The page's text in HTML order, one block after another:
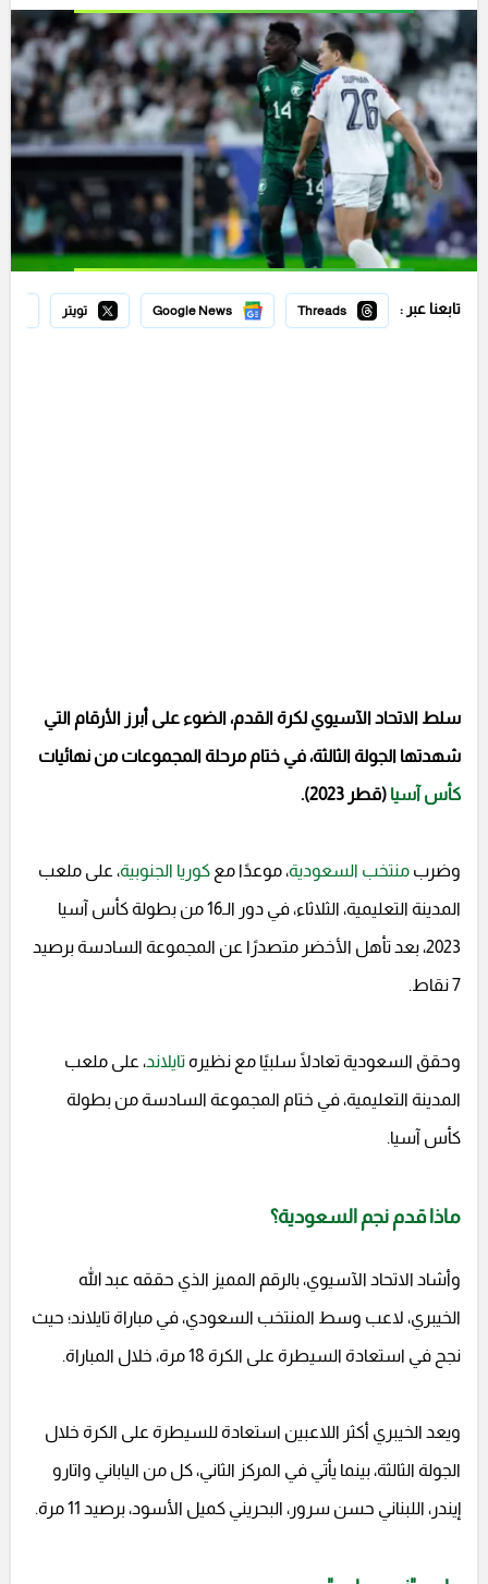
تابعنا عبر : Threads
Google News تويتر
سلط الاتحاد الآسيوي لكرة القدم، الضوء على أبرز الأرقام التي
شهدتها الجولة الثالثة، في ختام مرحلة المجموعات من نهائيات
كأس آسيا (قطر 2023).
وضرب منتخب السعودية، موعدًا مع كوريا الجنوبية، على ملعب
المدينة التعليمية، الثلاثاء، في دور الـ16 من بطولة كأس آسيا
2023، بعد تأهل الأخضر متصدرًا عن المجموعة السادسة برصيد
7 نقاط.
وحقق السعودية تعادلًا سلبيًا مع نظيرهتايلاند، على ملعب
المدينة التعليمية، في ختام المجموعة السادسة من بطولة
كأس آسيا.
ماذا قدم نجم السعودية؟
وأشاد الاتحاد الآسيوي، بالرقم المميز الذي حققه عبد الله
الخيبري، لاعب وسط المنتخب السعودي، في مباراة تايلاند؛ حيث
نجح في استعادة السيطرة على الكرة 18 مرة، خلال المباراة.
ويعد الخيبري أكثر اللاعبين استعادة للسيطرة على الكرة خلال
الجولة الثالثة، بينما يأتي في المركز الثاني، كل من الياباني واتارو
إيندر، اللبناني حسن سرور، البحريني كميل الأسود، برصيد 11 مرة.